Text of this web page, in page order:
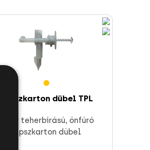
Gipszkarton dübel TPL
Nagy teherbírású, önfúró
gipszkarton dübel